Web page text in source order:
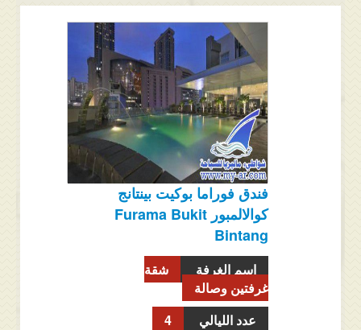
فندق فوراما بوكيت بينتانج
كوالالمبور Furama Bukit
Bintang
اسم الغرفة
شقة
غرفتين وصالة
عدد الليالي
4